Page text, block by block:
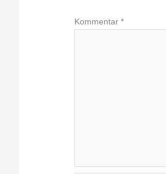
Kommentar*